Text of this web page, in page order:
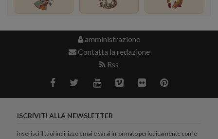
amministrazione
Contatta la redazione
Rss
ISCRIVITI ALLA NEWSLETTER
inserisci il tuoi indirizzo emai e sarai informato periodicamente con le